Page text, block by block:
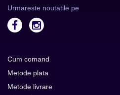
Urmareste noutatile pe
Cum comand
Metode plata
Metode livrare